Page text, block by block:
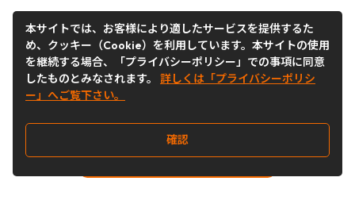
アイテムの詳細はこちら
本サイトでは、お客様により適したサービスを提供するた
め、クッキー（Cookie）を利用しています。本サイトの使用
を継続する場合、「プライバシーポリシー」での事項に同意
したものとみなされます。 詳しくは「プライバシーポリシ
ー」へご覧下さい。
確認